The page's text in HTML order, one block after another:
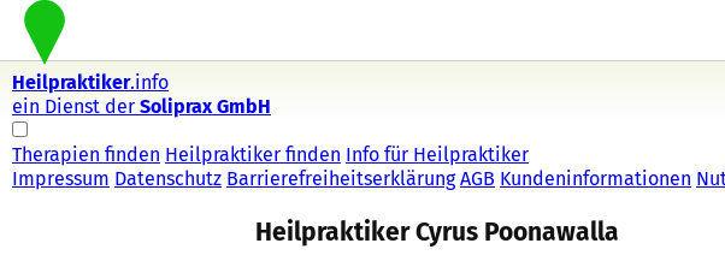
Heilpraktiker.info
ein Dienst der Soliprax GmbH
Therapien finden Heilpraktiker finden Info für Heilpraktiker
Impressum Datenschutz Barrierefreiheitserklärung AGB Kundeninformationen
Heilpraktiker Cyrus Poonawalla